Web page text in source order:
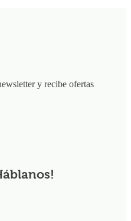
y recibe ofertas